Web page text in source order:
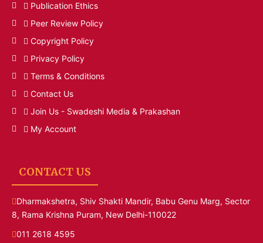
Publication Ethics
Peer Review Policy
Copyright Policy
Privacy Policy
Terms & Conditions
Contact Us
Join Us - Swadeshi Media & Prakashan
My Account
CONTACT US
Dharmakshetra, Shiv Shakti Mandir, Babu Genu Marg, Sector
8, Rama Krishna Puram, New Delhi-110022
011 2618 4595